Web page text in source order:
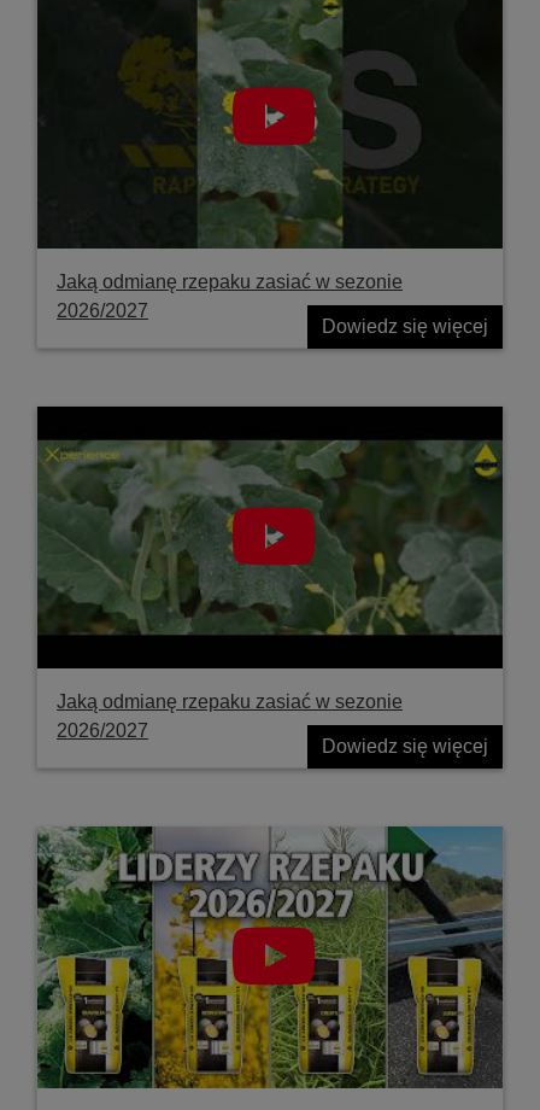
Jaką odmianę rzepaku zasiać w sezonie
2026/2027
Dowiedz się więcej
Jaką odmianę rzepaku zasiać w sezonie
2026/2027
Dowiedz się więcej